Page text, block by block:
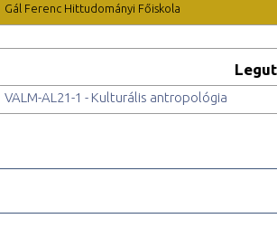
Gál Ferenc Hittudományi Főiskola
VALM-AL21-1 - Kulturális antropológia